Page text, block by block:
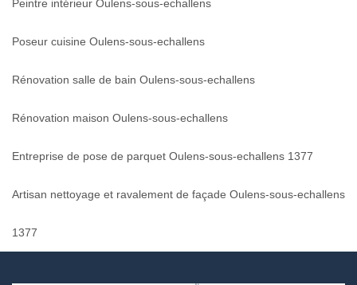
Peintre intérieur Oulens-sous-echallens
Poseur cuisine Oulens-sous-echallens
Rénovation salle de bain Oulens-sous-echallens
Rénovation maison Oulens-sous-echallens
Entreprise de pose de parquet Oulens-sous-echallens 1377
Artisan nettoyage et ravalement de façade Oulens-sous-echallens
1377